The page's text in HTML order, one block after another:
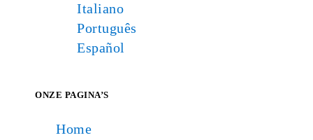
Italiano
Português
Español
ONZE PAGINA’S
Home